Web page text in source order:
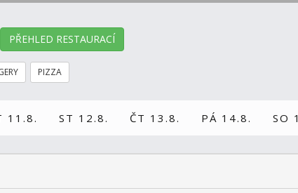
PŘEHLED RESTAURACÍ
PIZZA
11.8. ST 12.8. ČT 13.8. PÁ 14.8. SO